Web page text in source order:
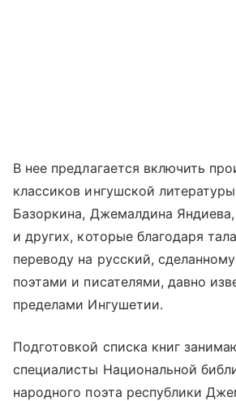
В нее предлагается включить
классиков ингушской
Базоркина, Джемалдина
и других, которые благодаря
переводу на русский,
поэтами и писателями, давно
пределами Ингушетии.
Подготовкой списка книг
специалисты Национальной
народного поэта республики